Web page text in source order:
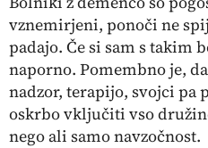
vznemirjeni, ponoči ne
padajo. Če si sam s takim
naporno. Pomembno je,
nadzor, terapijo, svojci pa
oskrbo vključiti vso
nego ali samo navzočnost.